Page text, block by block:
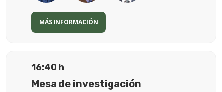
MÁS INFORMACIÓN
16:40 h
Mesa de investigación